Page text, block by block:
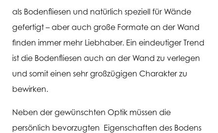
als Bodenfliesen und natürlich speziell für Wände
gefertigt – aber auch große Formate an der Wand
finden immer mehr Liebhaber. Ein eindeutiger Trend
ist die Bodenfliesen auch an der Wand zu verlegen
und somit einen sehr großzügigen Charakter zu
bewirken.
Neben der gewünschten Optik müssen die
persönlich bevorzugten Eigenschaften des Bodens